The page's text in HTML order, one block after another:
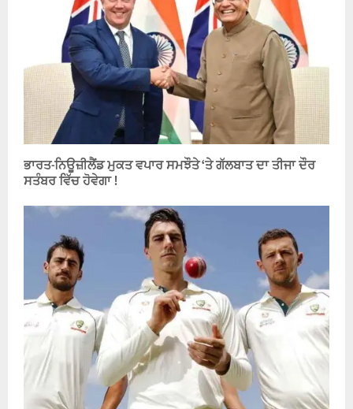
ਭਾਰਤ-ਨਿਊਜ਼ੀਲੈਂਡ ਮੁਕਤ ਵਪਾਰ ਸਮਝੌਤੇ ‘ਤੇ ਗੱਲਬਾਤ ਦਾ ਤੀਜਾ ਦੌਰ
ਸਤੰਬਰ ਵਿੱਚ ਹੋਵੇਗਾ !